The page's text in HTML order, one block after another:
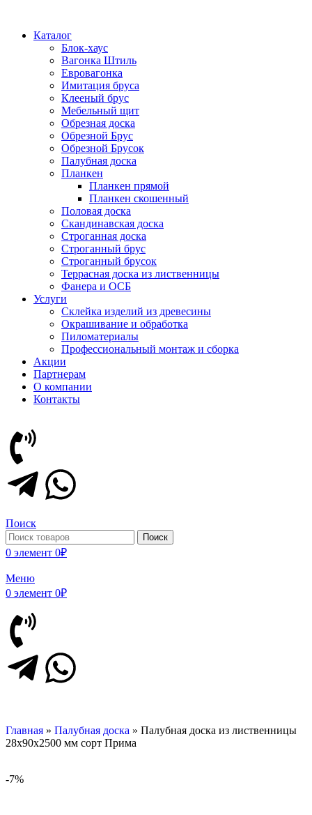
Каталог
Блок-хаус
Вагонка Штиль
Евровагонка
Имитация бруса
Клееный брус
Мебельный щит
Обрезная доска
Обрезной Брус
Обрезной Брусок
Палубная доска
Планкен
Планкен прямой
Планкен скошенный
Половая доска
Скандинавская доска
Строганная доска
Строганный брус
Строганный брусок
Террасная доска из лиственницы
Фанера и ОСБ
Услуги
Склейка изделий из древесины
Окрашивание и обработка
Пиломатериалы
Профессиональный монтаж и сборка
Акции
Партнерам
О компании
Контакты
Поиск
Поиск
0 элемент 0₽
Меню
0 элемент 0₽
Главная » Палубная доска » Палубная доска из лиственницы
28х90х2500 мм сорт Прима
-7%